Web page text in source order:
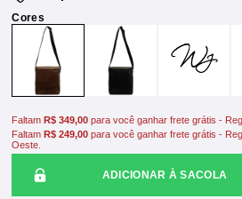
ADICIONAR À SACOLA
FaltamR$ 349,00 para você ganhar frete grátis -
FaltamR$ 249,00 para você ganhar frete grátis -
Oeste.